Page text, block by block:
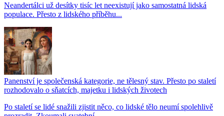
Neandertálci už desítky tisíc let neexistují jako samostatná lidská
populace. Přesto z lidského příběhu...
Panenství je společenská kategorie, ne tělesný stav. Přesto po staletí
rozhodovalo o sňatcích, majetku i lidských životech
Po staletí se lidé snažili zjistit něco, co lidské tělo neumí spolehlivě